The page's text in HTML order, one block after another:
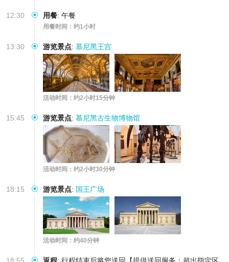
12:30 用餐: 午餐
用餐时间：约1小时
13:30 游览景点: 慕尼黑王宫
活动时间：约2小时15分钟
15:45 游览景点: 慕尼黑古生物博物馆
活动时间：约2小时30分钟
18:15 游览景点: 国王广场
活动时间：约40分钟